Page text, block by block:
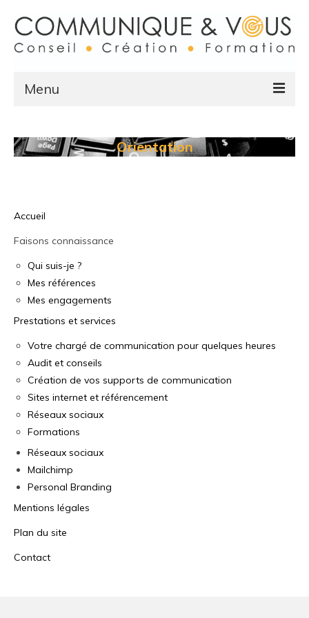
Menu
Faisons connaissance
Mes engagements
Prestations et Services
Votre chargé de communication pour
Création de site internet et conseils en
référencement
Formations en communication et
webmarketing
Présence sur les réseaux sociaux
Audit des outils de communication et
conseils
Orientation
Accueil
Faisons connaissance
Qui suis-je ?
Mes références
Mes engagements
Prestations et services
Votre chargé de communication pour quelques heures
Audit et conseils
Création de vos supports de communication
Sites internet et référencement
Réseaux sociaux
Formations
Réseaux sociaux
Mailchimp
Personal Branding
Mentions légales
Plan du site
Contact